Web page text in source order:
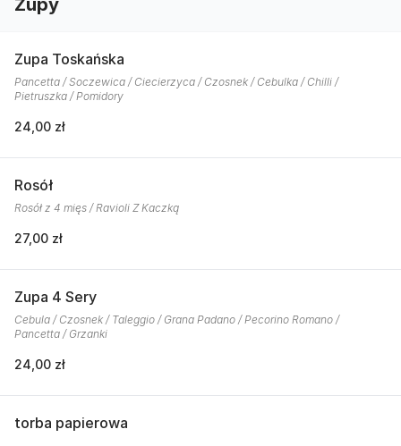
Zupy
Zupa Toskańska
Pancetta / Soczewica / Ciecierzyca / Czosnek / Cebulka / Chilli /
Pietruszka / Pomidory
24,00 zł
Rosół
Rosół z 4 mięs / Ravioli Z Kaczką
27,00 zł
Zupa 4 Sery
Cebula / Czosnek / Taleggio / Grana Padano / Pecorino Romano /
Pancetta / Grzanki
24,00 zł
torba papierowa